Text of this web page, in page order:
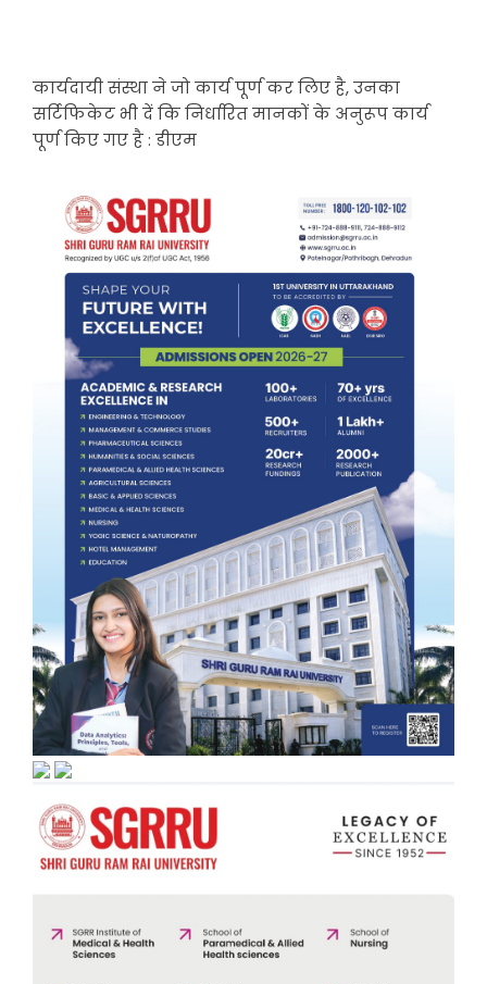
कार्यदायी संस्था ने जो कार्य पूर्ण कर लिए है, उनका
सर्टिफिकेट भी दें कि निर्धारित मानकों के अनुरूप कार्य
पूर्ण किए गए है : डीएम